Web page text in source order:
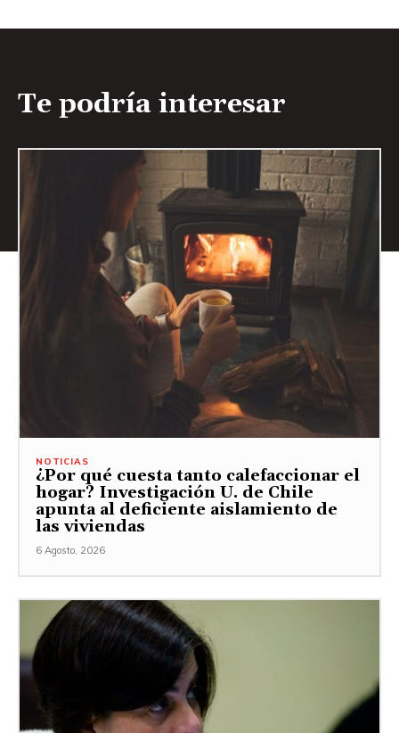
Te podría interesar
NOTICIAS
¿Por qué cuesta tanto calefaccionar el
hogar? Investigación U. de Chile
apunta al deficiente aislamiento de
las viviendas
6 Agosto, 2026